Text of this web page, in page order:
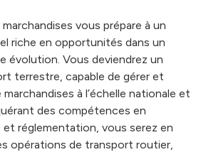
vous prépare à un
riche en opportunités dans un
évolution. Vous deviendrez un
terrestre, capable de gérer et
à l’échelle nationale et
des compétences en
réglementation, vous serez en
opérations de transport routier,